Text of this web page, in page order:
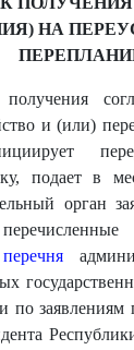
НА
и (или)
подает в
орган
перечня
по заявлениям